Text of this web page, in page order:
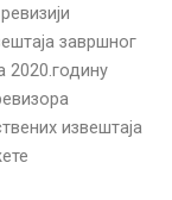
завршног
2020.годину
извештаја